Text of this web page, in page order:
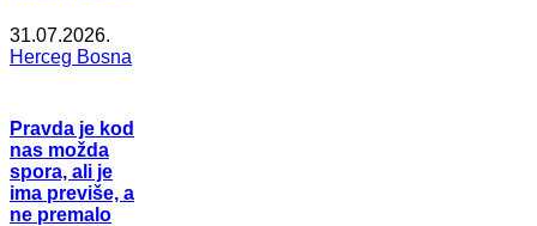
31.07.2026.
Herceg Bosna
Pravda je kod
nas možda
spora, ali je
ima previše, a
ne premalo